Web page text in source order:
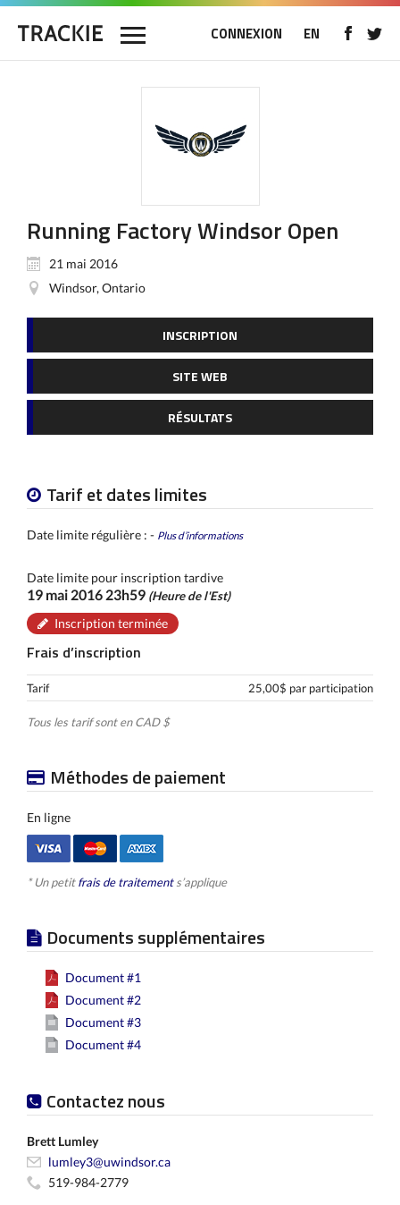
CONNEXION EN
Running Factory Windsor Open
21 mai 2016
Windsor, Ontario
INSCRIPTION
SITE WEB
RÉSULTATS
Tarif et dates limites
Date limite régulière : - Plus d’informations
Date limite pour inscription tardive
19 mai 2016 23h59 (Heure de l'Est)
Inscription terminée
Frais d’inscription
Tarif 25,00$ par participation
Tous les tarif sont en CAD $
Méthodes de paiement
En ligne
* Un petitfrais de traitements’applique
Documents supplémentaires
Document #1
Document #2
Document #3
Document #4
Contactez nous
Brett Lumley
lumley3@uwindsor.ca
519-984-2779